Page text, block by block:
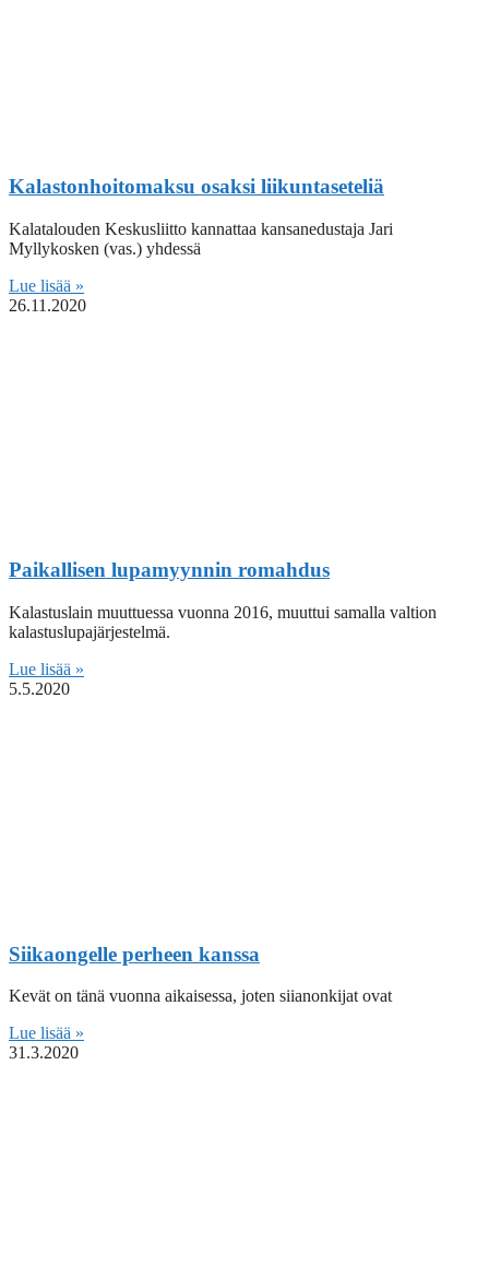
Kalastonhoitomaksu osaksi liikuntaseteliä
Kalatalouden Keskusliitto kannattaa kansanedustaja Jari
Myllykosken (vas.) yhdessä
Lue lisää »
26.11.2020
Paikallisen lupamyynnin romahdus
Kalastuslain muuttuessa vuonna 2016, muuttui samalla valtion
kalastuslupajärjestelmä.
Lue lisää »
5.5.2020
Siikaongelle perheen kanssa
Kevät on tänä vuonna aikaisessa, joten siianonkijat ovat
Lue lisää »
31.3.2020